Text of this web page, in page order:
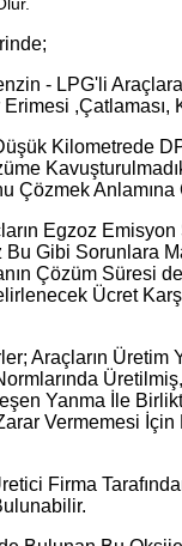
- LPG'li
,Çatlaması,
Kilometrede
Çözmek Anlamına
Egzoz
Bu Gibi Sorunlara
Çözüm Süresi
Ücret
Araçların Üretim
Yanma İle
Vermemesi İçin
Firma